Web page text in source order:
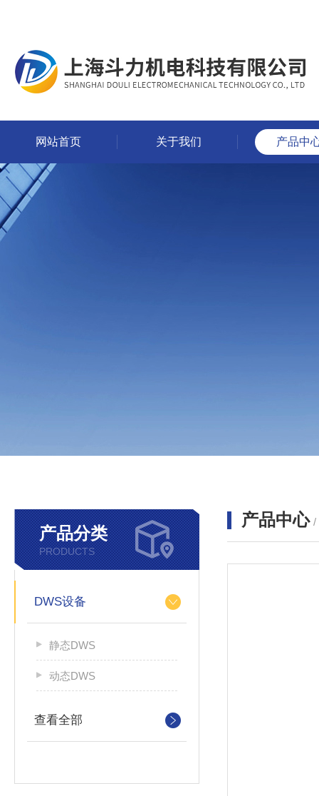
网站首页 关于我们 产品中
产品分类
PRODUCTS
DWS设备
静态DWS
动态DWS
查看全部
产品中心 /